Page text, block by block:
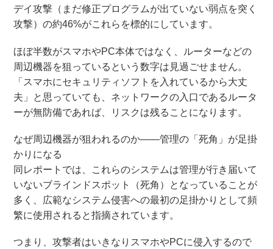
デイ攻撃（まだ修正プログラムが出ていない弱点を突く
攻撃）の約46%がこれらを標的にしています。
ほぼ半数がスマホやPC本体ではなく、ルーターなどの
周辺機器を狙っているという数字は見過ごせません。
「スマホにセキュリティソフトを入れているから大丈
夫」と思っていても、ネットワークの入口であるルータ
ーが無防備であれば、リスクは残ることになります。
なぜ周辺機器が狙われるのか――管理の「死角」が足掛
かりになる
同レポートでは、これらのシステムは管理が行き届いて
いないブラインドスポット（死角）となっていることが
多く、広範なシステム侵害への最初の足掛かりとして頻
繁に使用されると指摘されています。
つまり、攻撃者はいきなりスマホやPCに侵入するので